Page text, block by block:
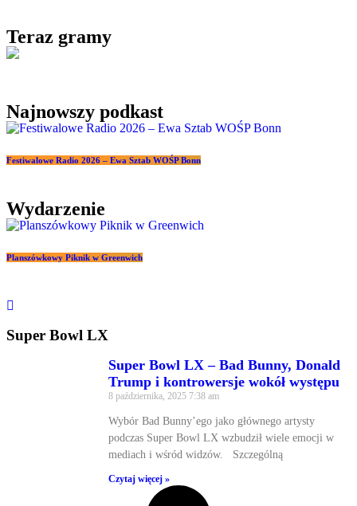
Teraz gramy
Najnowszy podkast
Festiwalowe Radio 2026 – Ewa Sztab WOŚP Bonn
Wydarzenie
Planszówkowy Piknik w Greenwich
Super Bowl LX
Super Bowl LX – Bad Bunny, Donald
Trump i kontrowersje wokół występu
8 października, 2025 7:38 am
Wybór Bad Bunny’ego jako głównego artysty
podczas Super Bowl LX wzbudził wiele emocji w
mediach i wśród widzów. Szczególną
Czytaj więcej »